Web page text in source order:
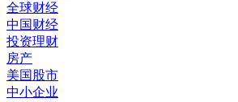
全球财经
中国财经
投资理财
房产
美国股市
中小企业